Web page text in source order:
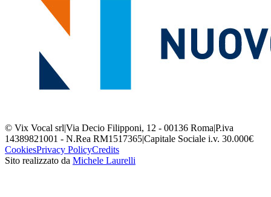
© Vix Vocal srl|Via Decio Filipponi, 12 - 00136 Roma|P.iva
14389821001 - N.Rea RM1517365|Capitale Sociale i.v. 30.000€
CookiesPrivacy PolicyCredits
Sito realizzato da Michele Laurelli